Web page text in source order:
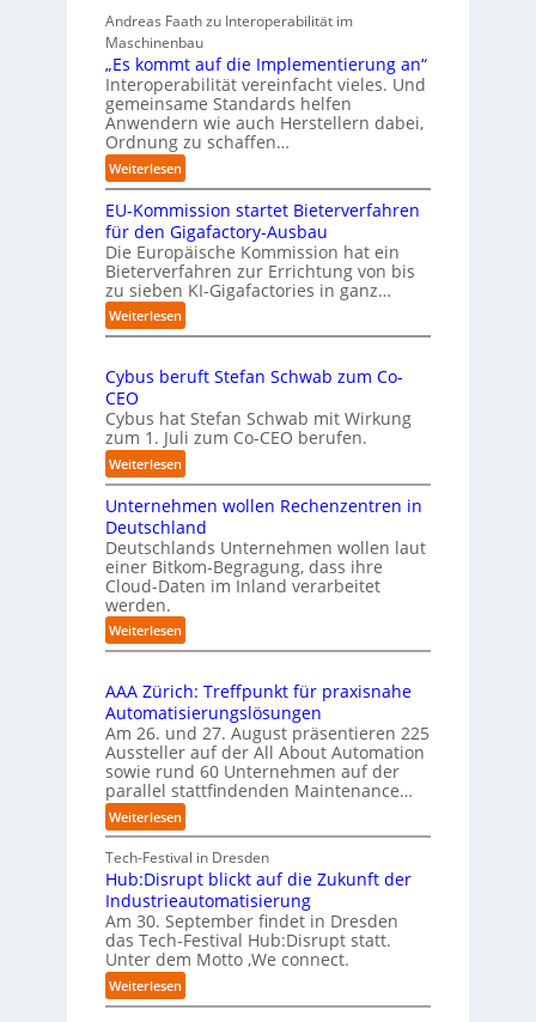
h
o
b
u
s
e
n
a
h
m
e
c
h
r
u
e
u
n
i
l
e
A
b
l
d
u
n
g
s
t
e
l
l
e
n
b
Andreas Faath zu Interoperabilität im
Maschinenbau
„Es kommt auf die Implementierung an“
Interoperabilität vereinfacht vieles. Und
gemeinsame Standards helfen
Anwendern wie auch Herstellern dabei,
Ordnung zu schaffen…
Weiterlesen:
„
E
s
k
o
m
m
t
u
d
i
e
I
p
l
e
m
e
n
t
i
r
u
n
g
a
n
“
EU-Kommission startet Bieterverfahren
für den Gigafactory-Ausbau
Die Europäische Kommission hat ein
Bieterverfahren zur Errichtung von bis
zu sieben KI-Gigafactories in ganz…
Weiterlesen:
E
-
o
m
m
i
s
i
o
n
t
a
t
e
t
B
i
e
t
e
r
v
e
r
f
a
h
r
e
Cybus beruft Stefan Schwab zum Co-
CEO
Cybus hat Stefan Schwab mit Wirkung
zum 1. Juli zum Co-CEO berufen.
Weiterlesen:
C
y
b
u
s
b
r
u
t
S
t
e
f
a
n
S
h
w
a
b
z
u
m
C
Unternehmen wollen Rechenzentren in
Deutschland
Deutschlands Unternehmen wollen laut
einer Bitkom-Begragung, dass ihre
Cloud-Daten im Inland verarbeitet
werden.
Weiterlesen:
U
t
e
r
n
e
h
m
e
n
w
o
l
e
n
R
AAA Zürich: Treffpunkt für praxisnahe
Automatisierungslösungen
Am 26. und 27. August präsentieren 225
Aussteller auf der All About Automation
sowie rund 60 Unternehmen auf der
parallel stattfindenden Maintenance…
Weiterlesen:
A
A
A
Z
ü
r
i
c
h
Tech-Festival in Dresden
Hub:Disrupt blickt auf die Zukunft der
Industrieautomatisierung
Am 30. September findet in Dresden
das Tech-Festival Hub:Disrupt statt.
Unter dem Motto ‚We connect.
Weiterlesen:
H